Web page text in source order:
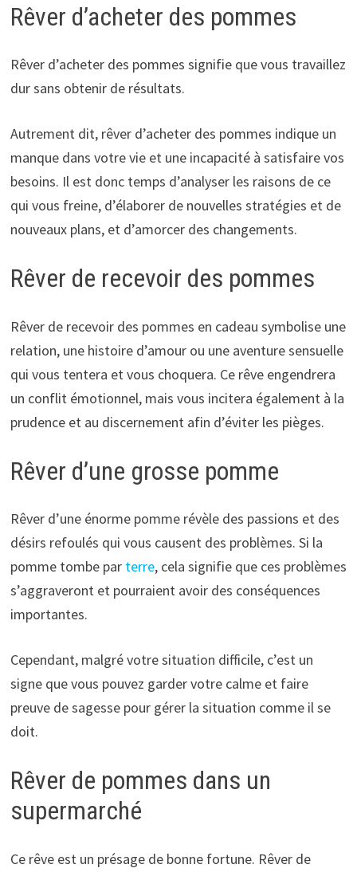
Rêver d’acheter des pommes
Rêver d’acheter des pommes signifie que vous travaillez
dur sans obtenir de résultats.
Autrement dit, rêver d’acheter des pommes indique un
manque dans votre vie et une incapacité à satisfaire vos
besoins. Il est donc temps d’analyser les raisons de ce
qui vous freine, d’élaborer de nouvelles stratégies et de
nouveaux plans, et d’amorcer des changements.
Rêver de recevoir des pommes
Rêver de recevoir des pommes en cadeau symbolise une
relation, une histoire d’amour ou une aventure sensuelle
qui vous tentera et vous choquera. Ce rêve engendrera
un conflit émotionnel, mais vous incitera également à la
prudence et au discernement afin d’éviter les pièges.
Rêver d’une grosse pomme
Rêver d’une énorme pomme révèle des passions et des
désirs refoulés qui vous causent des problèmes. Si la
pomme tombe par terre, cela signifie que ces problèmes
s’aggraveront et pourraient avoir des conséquences
importantes.
Cependant, malgré votre situation difficile, c’est un
signe que vous pouvez garder votre calme et faire
preuve de sagesse pour gérer la situation comme il se
doit.
Rêver de pommes dans un
supermarché
Ce rêve est un présage de bonne fortune. Rêver de